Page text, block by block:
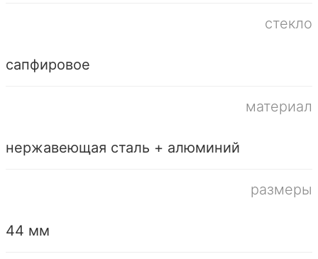
стекло
сапфировое
материал
нержавеющая сталь + алюминий
размеры
44 мм